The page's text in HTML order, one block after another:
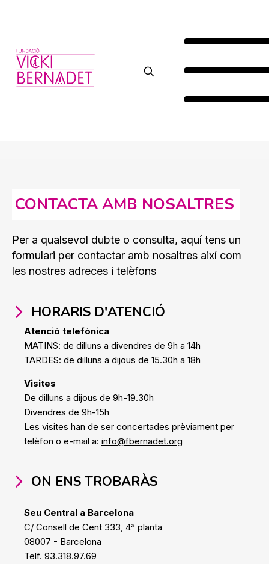
CONTACTA AMB NOSALTRES
Per a qualsevol dubte o consulta, aquí tens un
formulari per contactar amb nosaltres així com
les nostres adreces i telèfons
HORARIS D'ATENCIÓ
Atenció telefònica
MATINS: de dilluns a divendres de 9h a 14h
TARDES: de dilluns a dijous de 15.30h a 18h
Visites
De dilluns a dijous de 9h-19.30h
Divendres de 9h-15h
Les visites han de ser concertades prèviament per
telèfon o e-mail a: info@fbernadet.org
ON ENS TROBARÀS
Seu Central a Barcelona
C/ Consell de Cent 333, 4ª planta
08007 - Barcelona
Telf. 93.318.97.69